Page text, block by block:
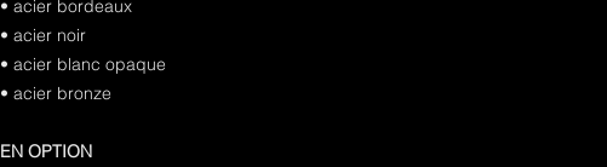
• acier bordeaux
• acier noir
• acier blanc opaque
• acier bronze
EN OPTION